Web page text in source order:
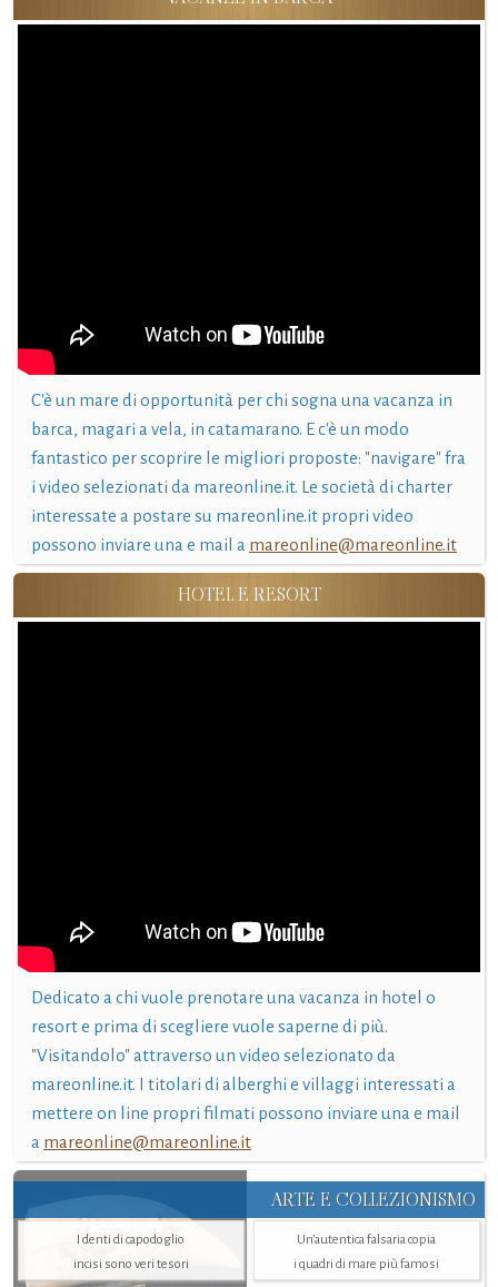
C'è un mare di opportunità per chi sogna una vacanza in
barca, magari a vela, in catamarano. E c'è un modo
fantastico per scoprire le migliori proposte: "navigare" fra
i video selezionati da mareonline.it. Le società di charter
interessate a postare su mareonline.it propri video
possono inviare una e mail a mareonline@mareonline.it
HOTEL E RESORT
Dedicato a chi vuole prenotare una vacanza in hotel o
resort e prima di scegliere vuole saperne di più.
"Visitandolo" attraverso un video selezionato da
mareonline.it. I titolari di alberghi e villaggi interessati a
mettere on line propri filmati possono inviare una e mail
a mareonline@mareonline.it
ARTE E COLLEZIONISMO
I denti di capodoglio
incisi sono veri tesori
Un’autentica falsaria copia
i quadri di mare più famosi